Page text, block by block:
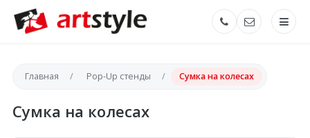
Главная Pop-Up стенды Сумка на колесах
Сумка на колесах